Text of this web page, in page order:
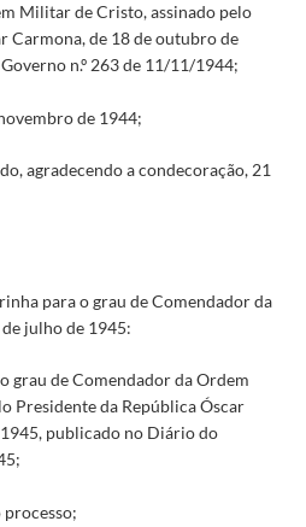
Militar de Cristo, assinado pelo
Carmona, de 18 de outubro de
n.º 263 de 11/11/1944;
de 1944;
agradecendo a condecoração, 21
para o grau de Comendador da
julho de 1945:
grau de Comendador da Ordem
Presidente da República Óscar
publicado no Diário do